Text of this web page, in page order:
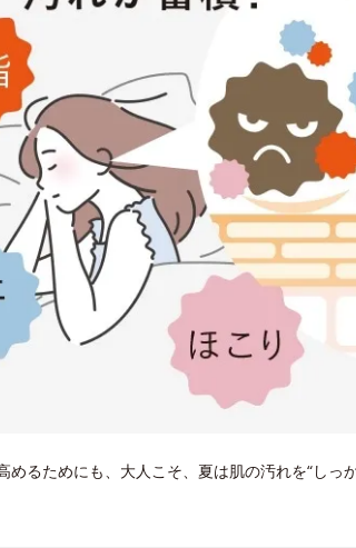
めるためにも、大人こそ、夏は肌の汚れを“しっ